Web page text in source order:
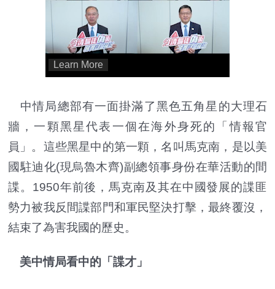
中情局總部有一面掛滿了黑色五角星的大理石
牆，一顆黑星代表一個在海外身死的「情報官
員」。這些黑星中的第一顆，名叫馬克南，是以美
國駐迪化(現烏魯木齊)副總領事身份在華活動的間
諜。1950年前後，馬克南及其在中國發展的諜匪
勢力被我反間諜部門和軍民堅決打擊，最終覆沒，
結束了為害我國的歷史。
美中情局看中的「諜才」